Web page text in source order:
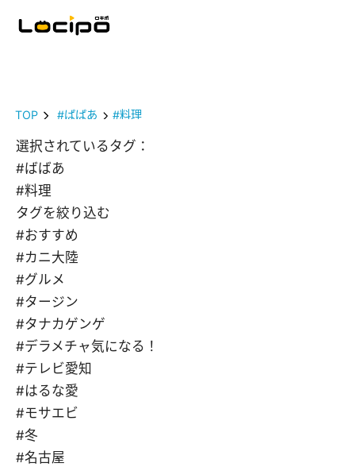
TOP #ばばあ #料理
選択されているタグ：
#ばばあ
#料理
タグを絞り込む
#おすすめ
#カニ大陸
#グルメ
#タージン
#タナカゲンゲ
#デラメチャ気になる！
#テレビ愛知
#はるな愛
#モサエビ
#冬
#名古屋